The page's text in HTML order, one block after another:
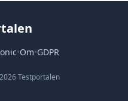
•Om•GDPR
Testportalen